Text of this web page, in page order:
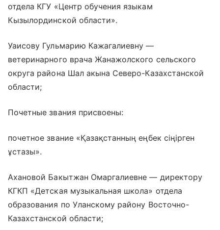
отдела КГУ «Центр обучения языкам
Кызылординской области».
Уаисову Гульмарию Кажагалиевну —
ветеринарного врача Жанажолского сельского
округа района Шал акына Северо-Казахстанской
области;
Почетные звания присвоены:
почетное звание «Қазақстанның еңбек сіңірген
ұстазы».
Ахановой Бакытжан Омаргалиевне — директору
КГКП «Детская музыкальная школа» отдела
образования по Уланскому району Восточно-
Казахстанской области;